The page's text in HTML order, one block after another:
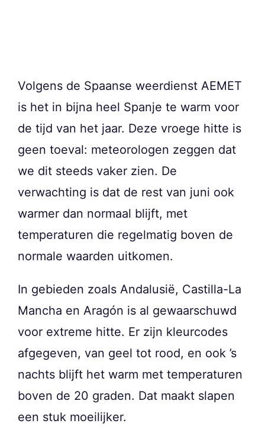
Volgens de Spaanse weerdienst AEMET
is het in bijna heel Spanje te warm voor
de tijd van het jaar. Deze vroege hitte is
geen toeval: meteorologen zeggen dat
we dit steeds vaker zien. De
verwachting is dat de rest van juni ook
warmer dan normaal blijft, met
temperaturen die regelmatig boven de
normale waarden uitkomen.
In gebieden zoals Andalusië, Castilla-La
Mancha en Aragón is al gewaarschuwd
voor extreme hitte. Er zijn kleurcodes
afgegeven, van geel tot rood, en ook ’s
nachts blijft het warm met temperaturen
boven de 20 graden. Dat maakt slapen
een stuk moeilijker.